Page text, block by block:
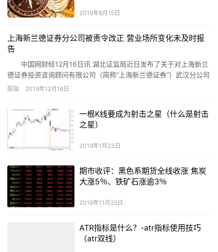
2019年8月15日
上海新兰德证券分公司被责令改正 营业场所变化未及时报
告
中国网财经12月16日讯 湖北证监局近日发布了关于对上海新兰
德证券投资咨询顾问有限公司（简称“上海新兰德证券”）武汉分公司
采取责令改正监管措施的决定。经查，上海新兰德武汉分公司存在
务人员发生变化，未能及时履行报告手续；未在分公司营业场所规
范公示证券投资顾问及证券投资咨询业务资格等信息。
股指 2019年12月16日
一根K线要成为射击之星（什么是射击
之星）
2019年1月23日
期市收评：黑色系期货全线收涨 焦炭
大涨5％、铁矿石涨逾3％
2019年11月25日
ATR指标是什么？-atr指标使用技巧
（atr双线）